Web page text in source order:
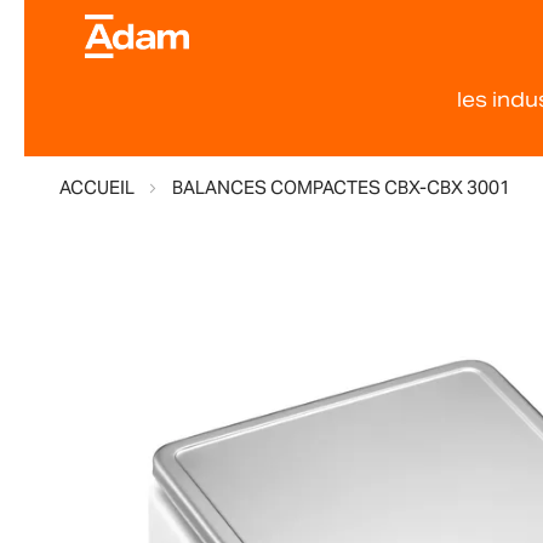
les
ACCUEIL BALANCES COMPACTES CBX-CBX 3001